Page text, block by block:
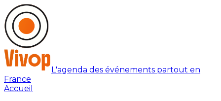
L'agenda des événements partout en
France
Accueil